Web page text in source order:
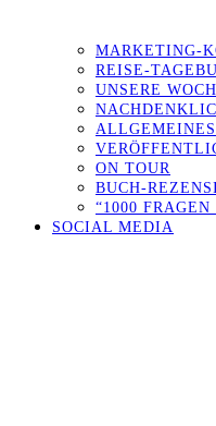
MARKETING-
REISE-
UNSERE
ALLGEMEINES
ON TOUR
BUCH-
“1000
SOCIAL MEDIA